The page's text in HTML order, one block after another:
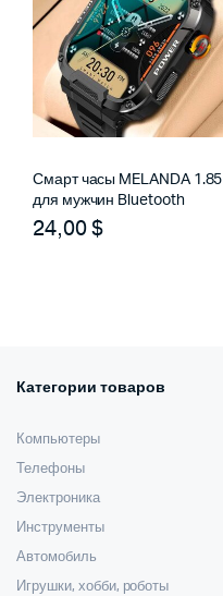
Смарт часы MELANDA 1.85
для мужчин Bluetooth
24,00$
Категории товаров
Компьютеры
Телефоны
Электроника
Инструменты
Автомобиль
Игрушки, хобби, роботы